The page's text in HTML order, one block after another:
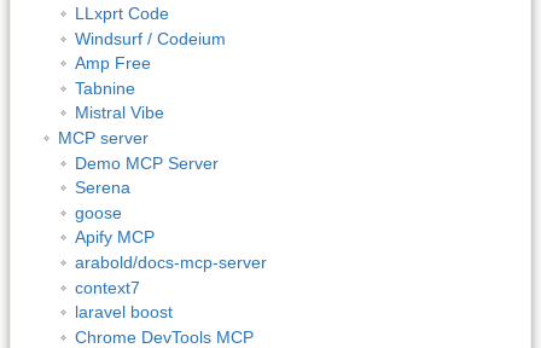
LLxprt Code
Windsurf / Codeium
Amp Free
Tabnine
Mistral Vibe
MCP server
Demo MCP Server
Serena
goose
Apify MCP
arabold/docs-mcp-server
context7
laravel boost
Chrome DevTools MCP